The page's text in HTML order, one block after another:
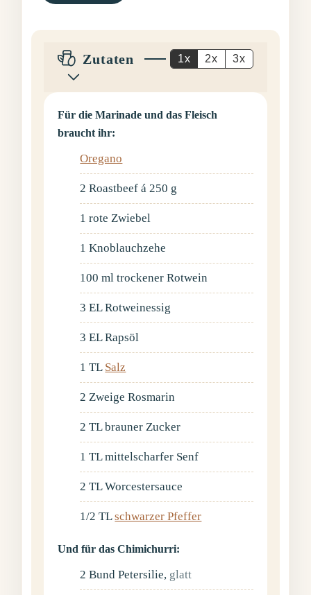
Zutaten 1x 2x 3x
Für die Marinade und das Fleisch
braucht ihr:
Oregano
2 Roastbeef á 250 g
1 rote Zwiebel
1 Knoblauchzehe
100 ml trockener Rotwein
3 EL Rotweinessig
3 EL Rapsöl
1 TL Salz
2 Zweige Rosmarin
2 TL brauner Zucker
1 TL mittelscharfer Senf
2 TL Worcestersauce
1/2 TL schwarzer Pfeffer
Und für das Chimichurri:
2 Bund Petersilie, glatt